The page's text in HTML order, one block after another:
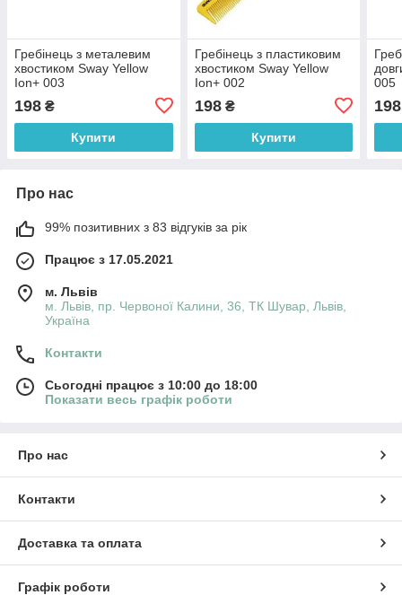
Гребінець з металевим
хвостиком Sway Yellow
Ion+ 003
198 ₴
Купити
Гребінець з пластиковим
хвостиком Sway Yellow
Ion+ 002
198₴
Купити
005
198
Про нас
99% позитивних з 83 відгуків за рік
Працює з 17.05.2021
м. Львів
м. Львів, пр. Червоної Калини, 36, ТК Шувар, Львів,
Україна
Контакти
Сьогодні працює з 10:00 до 18:00
Показати весь графік роботи
Про нас
Контакти
Доставка та оплата
Графік роботи